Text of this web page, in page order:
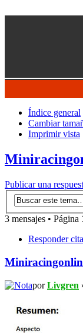
Índice general
Cambiar
Imprimir vista
Publicar una
3 mensajes • Página
Responder
porLivgren